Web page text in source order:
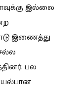
இல்லை
இணைத்து
பல